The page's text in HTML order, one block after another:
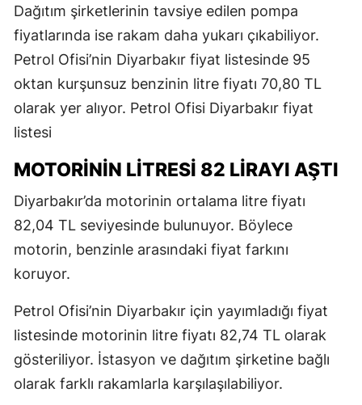
Dağıtım şirketlerinin tavsiye edilen pompa
fiyatlarında ise rakam daha yukarı çıkabiliyor.
Petrol Ofisi’nin Diyarbakır fiyat listesinde 95
oktan kurşunsuz benzinin litre fiyatı 70,80 TL
olarak yer alıyor. Petrol Ofisi Diyarbakır fiyat
listesi
MOTORİNİN LİTRESİ 82 LİRAYI AŞTI
Diyarbakır’da motorinin ortalama litre fiyatı
82,04 TL seviyesinde bulunuyor. Böylece
motorin, benzinle arasındaki fiyat farkını
koruyor.
Petrol Ofisi’nin Diyarbakır için yayımladığı fiyat
listesinde motorinin litre fiyatı 82,74 TL olarak
gösteriliyor. İstasyon ve dağıtım şirketine bağlı
olarak farklı rakamlarla karşılaşılabiliyor.